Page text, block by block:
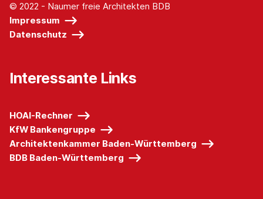
© 2022 - Naumer freie Architekten BDB
Impressum
Datenschutz
Interessante Links
HOAI-Rechner
KfW Bankengruppe
Architektenkammer Baden-Württemberg
BDB Baden-Württemberg